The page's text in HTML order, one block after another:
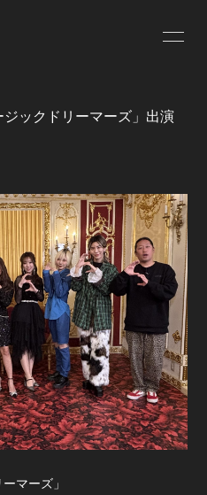
PROFILE
ジックドリーマーズ」出演
マーズ」